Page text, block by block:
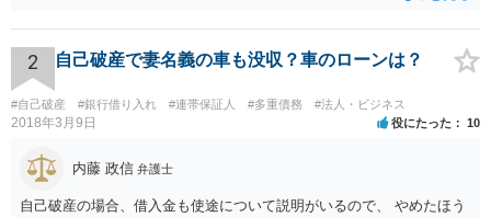
があります。 個人の財産について責任を免れたいのであれば 連帯保証
人にもならず、 返済計画が確実であると言える場合のみ 融資を受ける
ことにする他ないと思います。
2 自己破産で妻名義の車も没収？車のローンは？
#自己破産 #銀行借り入れ #連帯保証人 #多重債務 #法人・ビジネス
2018年3月9日 役にたった 10
内藤 政信 弁護士
自己破産の場合、借入金も使途について説明がいるので、 やめたほう